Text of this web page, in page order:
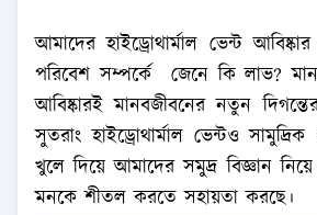
আমাদের হাইড্রোথার্মাল ভেন্ট
পরিবেশ সম্পর্কে জেনে কি লাভ?
আবিষ্কারই মানবজীবনের নতুন
সুতরাং হাইড্রোথার্মাল ভেন্টও
খুলে দিয়ে আমাদের সমুদ্র বিজ্ঞান
মনকে শীতল করতে সহায়তা করছে।